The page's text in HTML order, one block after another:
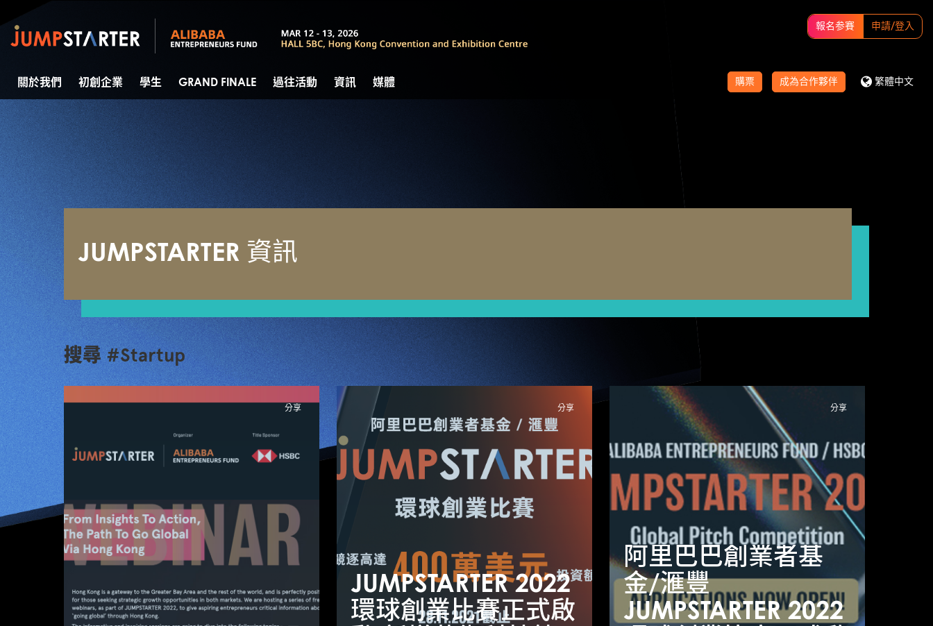
報名参賽 申請/登入
購票 成為合作夥伴 繁體中文
關於我們 初創企業 學生 GRAND FINALE 過往活動 資訊 媒體
JUMPSTARTER 資訊
搜尋 #Startup
分享 分享
​JUMPSTARTER 2022
環球創業比賽正式啟
​JUMPSTARTER 2022
環球創業比賽正式啟
分享
阿里巴巴創業者基
金/滙豐
JUMPSTARTER 2022